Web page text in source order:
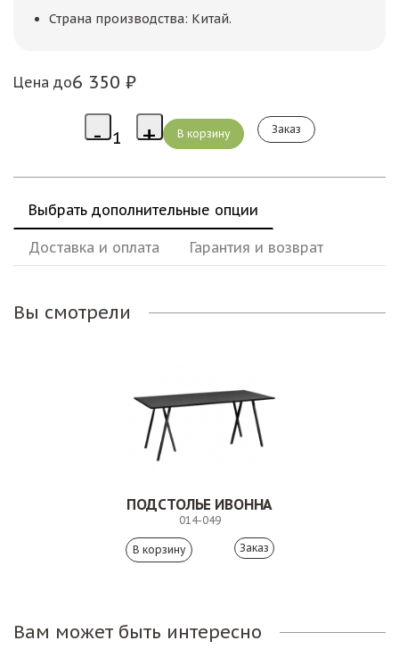
Страна производства: Китай.
Цена до6 350 ₽
Заказ
Выбрать дополнительные опции
Доставка и оплата Гарантия и возврат
Вы смотрели
ПОДСТОЛЬЕ ИВОННА
014-049
Заказ
Вам может быть интересно